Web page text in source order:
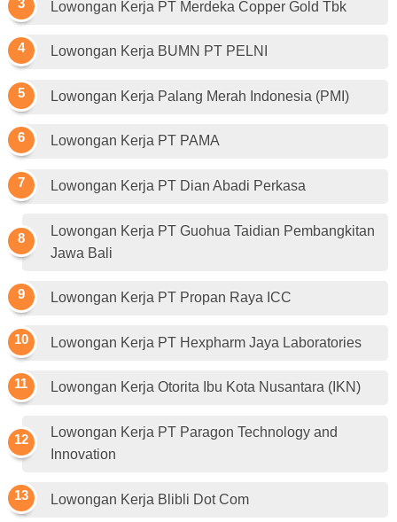
Lowongan Kerja PT Merdeka Copper Gold Tbk
Lowongan Kerja BUMN PT PELNI
Lowongan Kerja Palang Merah Indonesia (PMI)
Lowongan Kerja PT PAMA
Lowongan Kerja PT Dian Abadi Perkasa
Lowongan Kerja PT Guohua Taidian Pembangkitan
Jawa Bali
Lowongan Kerja PT Propan Raya ICC
Lowongan Kerja PT Hexpharm Jaya Laboratories
Lowongan Kerja Otorita Ibu Kota Nusantara (IKN)
Lowongan Kerja PT Paragon Technology and
Innovation
Lowongan Kerja Blibli Dot Com